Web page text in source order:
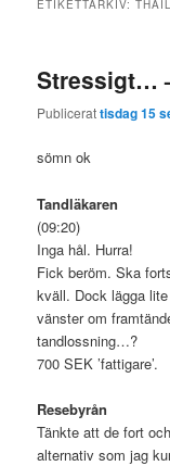
ETIKETTARKIV:
Stressigt…
Publicerattisdag 15
sömn ok
Tandläkaren
(09:20)
Inga hål. Hurra!
Fick beröm. Ska
kväll. Dock lägga
vänster om
tandlossning…?
700 SEK ’fattigare’.
Resebyrån
Tänkte att de fort
alternativ som jag